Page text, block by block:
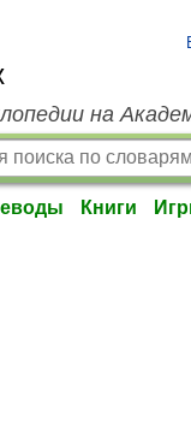
на
Книги